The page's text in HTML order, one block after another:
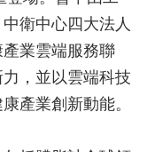
衛中心四大法人
業雲端服務聯
，並以雲端科技
產業創新動能。